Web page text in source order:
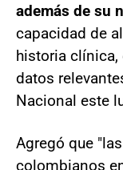
además de su
capacidad de
historia clínica,
datos
Nacional este
Agregó que
colombianos